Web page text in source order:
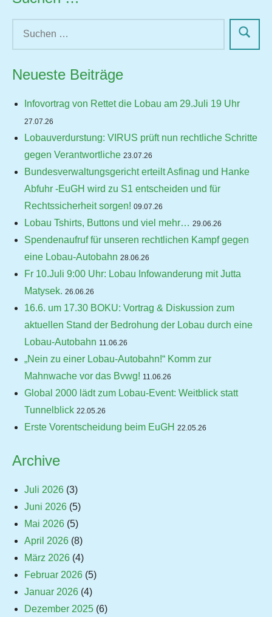
Neueste Beiträge
Infovortrag von Rettet die Lobau am 29.Juli 19 Uhr
27.07.26
Lobauverdurstung: VIRUS prüft nun rechtliche Schritte
gegen Verantwortliche 23.07.26
Bundesverwaltungsgericht erteilt Asfinag und Hanke
Abfuhr -EuGH wird zu S1 entscheiden und für
Rechtssicherheit sorgen! 09.07.26
Lobau Tshirts, Buttons und viel mehr… 29.06.26
Spendenaufruf für unseren rechtlichen Kampf gegen
eine Lobau-Autobahn 28.06.26
Fr 10.Juli 9:00 Uhr: Lobau Infowanderung mit Jutta
Matysek. 26.06.26
16.6. um 17.30 BOKU: Vortrag & Diskussion zum
aktuellen Stand der Bedrohung der Lobau durch eine
Lobau-Autobahn 11.06.26
„Nein zu einer Lobau-Autobahn!“ Komm zur
Mahnwache vor das Bvwg! 11.06.26
Global 2000 lädt zum Lobau-Event: Weitblick statt
Tunnelblick 22.05.26
Erste Vorentscheidung beim EuGH 22.05.26
Archive
Juli 2026 (3)
Juni 2026 (5)
Mai 2026 (5)
April 2026 (8)
März 2026 (4)
Februar 2026 (5)
Januar 2026 (4)
Dezember 2025 (6)